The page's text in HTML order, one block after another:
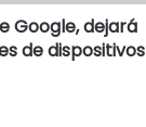
Google, dejará
de dispositivos